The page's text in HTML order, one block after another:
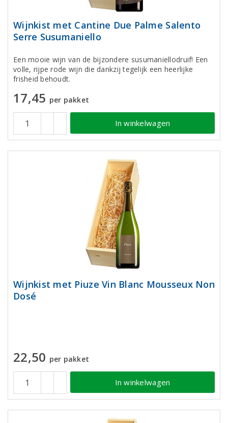
Wijnkist met Cantine Due Palme Salento
Serre Susumaniello
Een mooie wijn van de bijzondere susumaniellodruif! Een
volle, rijpe rode wijn die dankzij tegelijk een heerlijke
frisheid behoudt.
17,45 per pakket
In winkelwagen
Wijnkist met Piuze Vin Blanc Mousseux Non
Dosé
22,50 per pakket
In winkelwagen